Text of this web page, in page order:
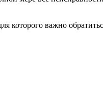
которого важно